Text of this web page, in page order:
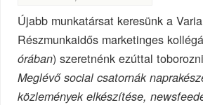
Újabb munkatársat keresünk a
Részmunkaidős marketinges
órában) szeretnénk ezúttal
Meglévő social csatornák
közlemények elkészítése,